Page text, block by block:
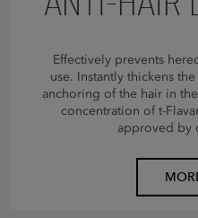
Effectively prevents
use. Instantly thickens
anchoring of the hair in
concentration of t-
approved by